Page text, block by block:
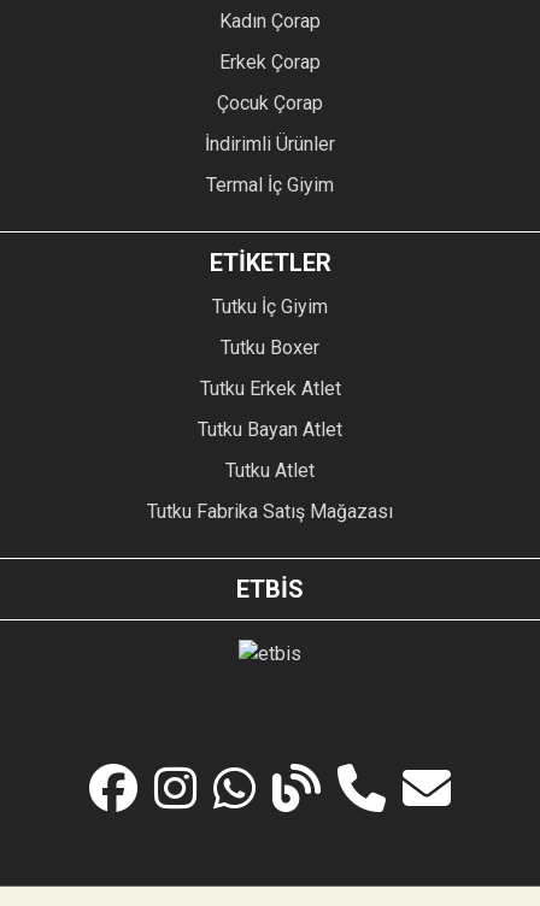
Kadın Çorap
Erkek Çorap
Çocuk Çorap
İndirimli Ürünler
Termal İç Giyim
ETİKETLER
Tutku İç Giyim
Tutku Boxer
Tutku Erkek Atlet
Tutku Bayan Atlet
Tutku Atlet
Tutku Fabrika Satış Mağazası
ETBİS